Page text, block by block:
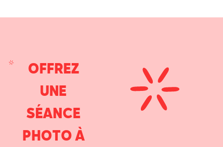
OFFREZ
UNE
SÉANCE
PHOTO À